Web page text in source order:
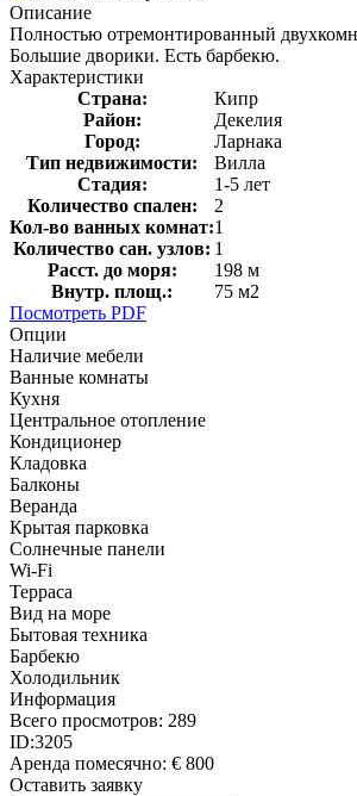
Описание
Полностью отремонтированный
Большие дворики. Есть барбекю.
Характеристики
Страна:
Кипр
Район:
Декелия
Город:
Ларнака
Тип недвижимости:
Вилла
Стадия:
1-5 лет
Количество спален:
2
Кол-во ванных комнат:1
Количество сан. узлов: 1
Расст. до моря:
198 м
Внутр. площ.:
75 м2
Посмотреть PDF
Опции
Наличие мебели
Ванные комнаты
Кухня
Центральное отопление
Кондиционер
Кладовка
Балконы
Веранда
Крытая парковка
Солнечные панели
Wi-Fi
Терраса
Вид на море
Бытовая техника
Барбекю
Холодильник
Информация
Всего просмотров: 289
ID:3205
Аренда помесячно: € 800
Оставить заявку